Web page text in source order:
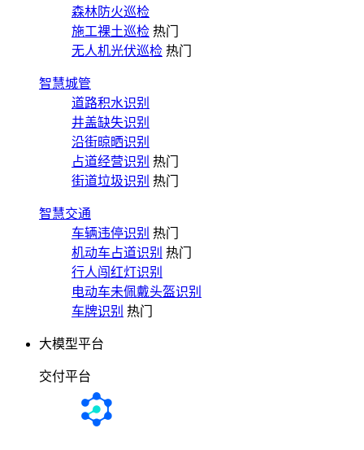
森林防火巡检
施工裸土巡检 热门
无人机光伏巡检 热门
智慧城管
道路积水识别
井盖缺失识别
沿街晾晒识别
占道经营识别 热门
街道垃圾识别 热门
智慧交通
车辆违停识别 热门
机动车占道识别 热门
行人闯红灯识别
电动车未佩戴头盔识别
车牌识别 热门
大模型平台
交付平台